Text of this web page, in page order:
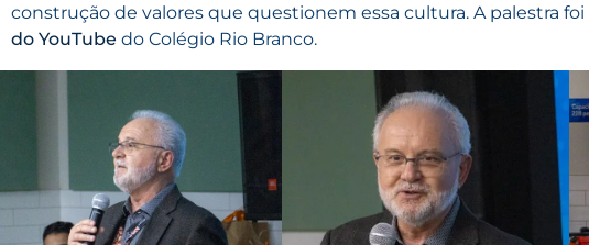
construção de valores que questionem essa cultura. A palestra
do YouTube do Colégio Rio Branco.